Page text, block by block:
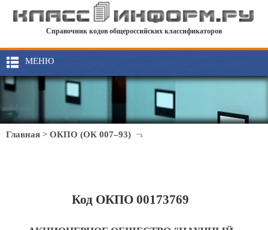
Справочник кодов общероссийских классификаторов
МЕНЮ
Главная > ОКПО (ОК 007–93)
Код ОКПО 00173769